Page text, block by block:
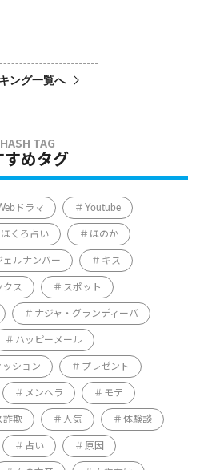
ング一覧へ
すめタグ
ドラマ Youtube
ほくろ占い ほのか
ェルナンバー キス
クス スポット
ナジャ・グランディーバ
ハッピーメール
ッション プレゼント
メンヘラ モテ
詐欺 人気 体験談
占い 原因